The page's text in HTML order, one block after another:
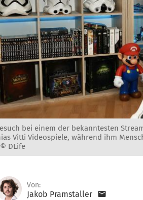
bei einem der bekanntesten
Vitti Videospiele, während ihm
DLife
Von:
Jakob Pramstaller